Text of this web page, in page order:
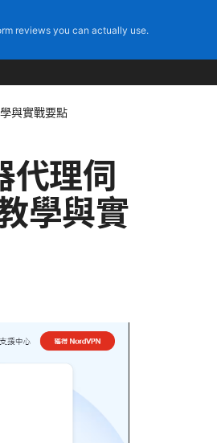
reviews you can actually use.
與實戰要點
理伺
學與實